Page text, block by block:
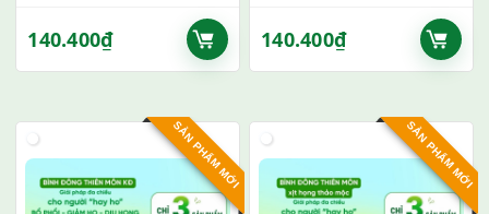
140.400₫ 140.400₫
SẢN PHẨM MỚI SẢN PHẨM MỚI